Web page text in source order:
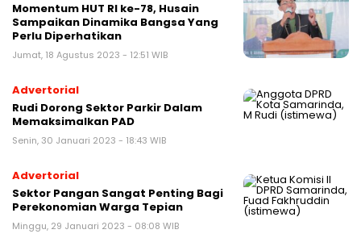
Momentum HUT RI ke-78, Husain
Sampaikan Dinamika Bangsa Yang
Perlu Diperhatikan
Jumat, 18 Agustus 2023 - 12:51 WIB
Advertorial
Rudi Dorong Sektor Parkir Dalam
Memaksimalkan PAD
Senin, 30 Januari 2023 - 18:43 WIB
Advertorial
Sektor Pangan Sangat Penting Bagi
Perekonomian Warga Tepian
Minggu, 29 Januari 2023 - 08:08 WIB